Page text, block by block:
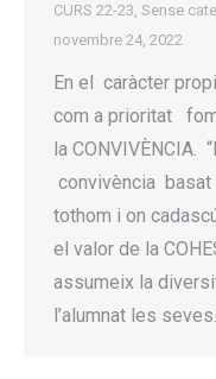
CURS 22-23, Sense
novembre 24, 2022
En el caràcter
com a prioritat
la CONVIVÈNCIA.
convivència
tothom i on
el valor de la
assumeix la
l’alumnat les